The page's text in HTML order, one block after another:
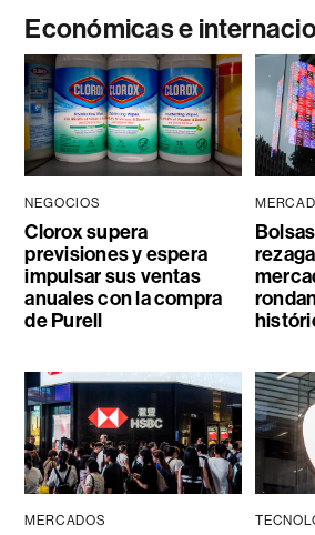
Económicas e
NEGOCIOS
Clorox supera
previsiones y espera
impulsar sus ventas
anuales con la compra
de Purell
MERCADOS